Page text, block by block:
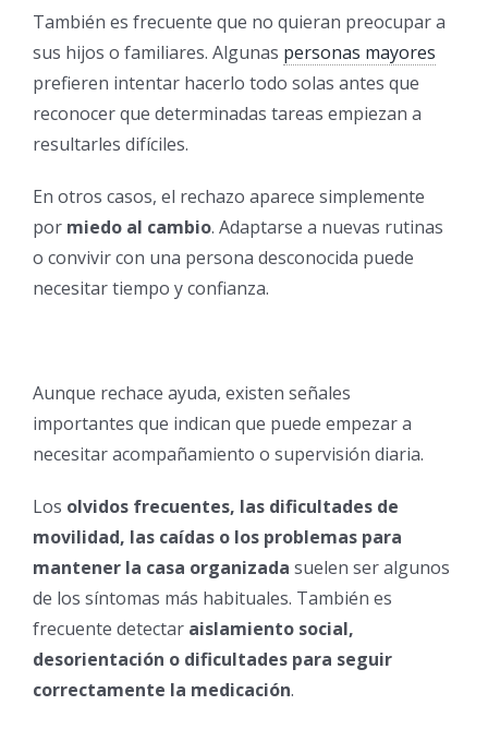
También es frecuente que no quieran preocupar a
sus hijos o familiares. Algunas personas mayores
prefieren intentar hacerlo todo solas antes que
reconocer que determinadas tareas empiezan a
resultarles difíciles.
En otros casos, el rechazo aparece simplemente
por miedo al cambio. Adaptarse a nuevas rutinas
o convivir con una persona desconocida puede
necesitar tiempo y confianza.
Aunque rechace ayuda, existen señales
importantes que indican que puede empezar a
necesitar acompañamiento o supervisión diaria.
Los olvidos frecuentes, las dificultades de
movilidad, las caídas o los problemas para
mantener la casa organizada suelen ser algunos
de los síntomas más habituales. También es
frecuente detectar aislamiento social,
desorientación o dificultades para seguir
correctamente la medicación.